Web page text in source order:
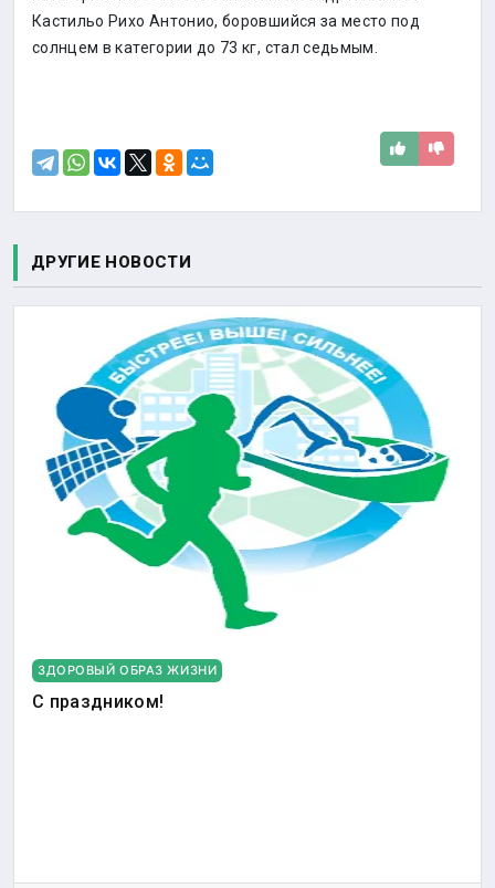
Кастильо Рихо Антонио, боровшийся за место под
солнцем в категории до 73 кг, стал седьмым.
ДРУГИЕ НОВОСТИ
ЗДОРОВЫЙ ОБРАЗ ЖИЗНИ
С праздником!